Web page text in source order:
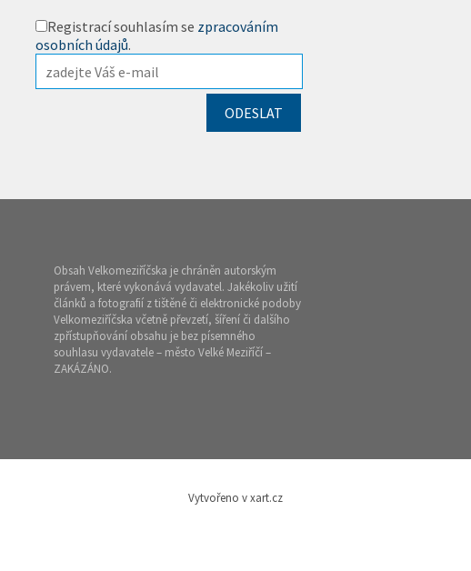
Registrací souhlasím se zpracováním
osobních údajů.
Obsah Velkomeziříčska je chráněn autorským
právem, které vykonává vydavatel. Jakékoliv užití
článků a fotografií z tištěné či elektronické podoby
Velkomeziříčska včetně převzetí, šíření či dalšího
zpřístupňování obsahu je bez písemného
souhlasu vydavatele – město Velké Meziříčí –
ZAKÁZÁNO.
Vytvořeno v xart.cz